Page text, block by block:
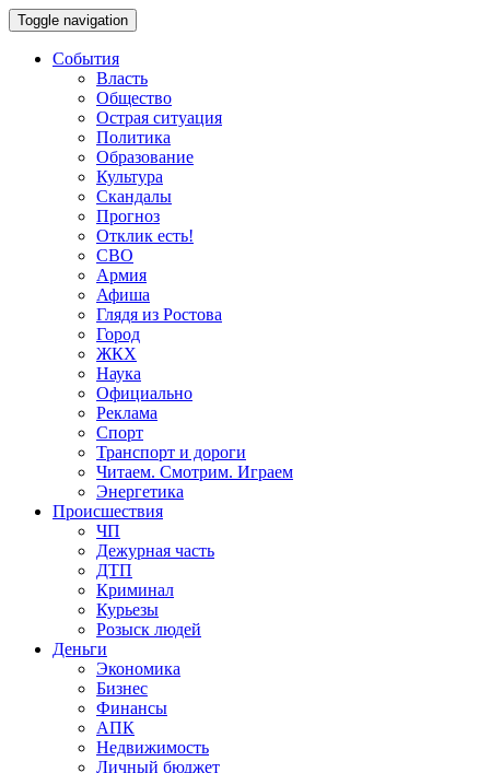
Toggle navigation
События
Власть
Общество
Острая ситуация
Политика
Образование
Культура
Скандалы
Прогноз
Отклик есть!
СВО
Армия
Афиша
Глядя из Ростова
Город
ЖКХ
Наука
Официально
Реклама
Спорт
Транспорт и дороги
Читаем. Смотрим. Играем
Энергетика
Происшествия
ЧП
Дежурная часть
ДТП
Криминал
Курьезы
Розыск людей
Деньги
Экономика
Бизнес
Финансы
АПК
Недвижимость
Личный бюджет